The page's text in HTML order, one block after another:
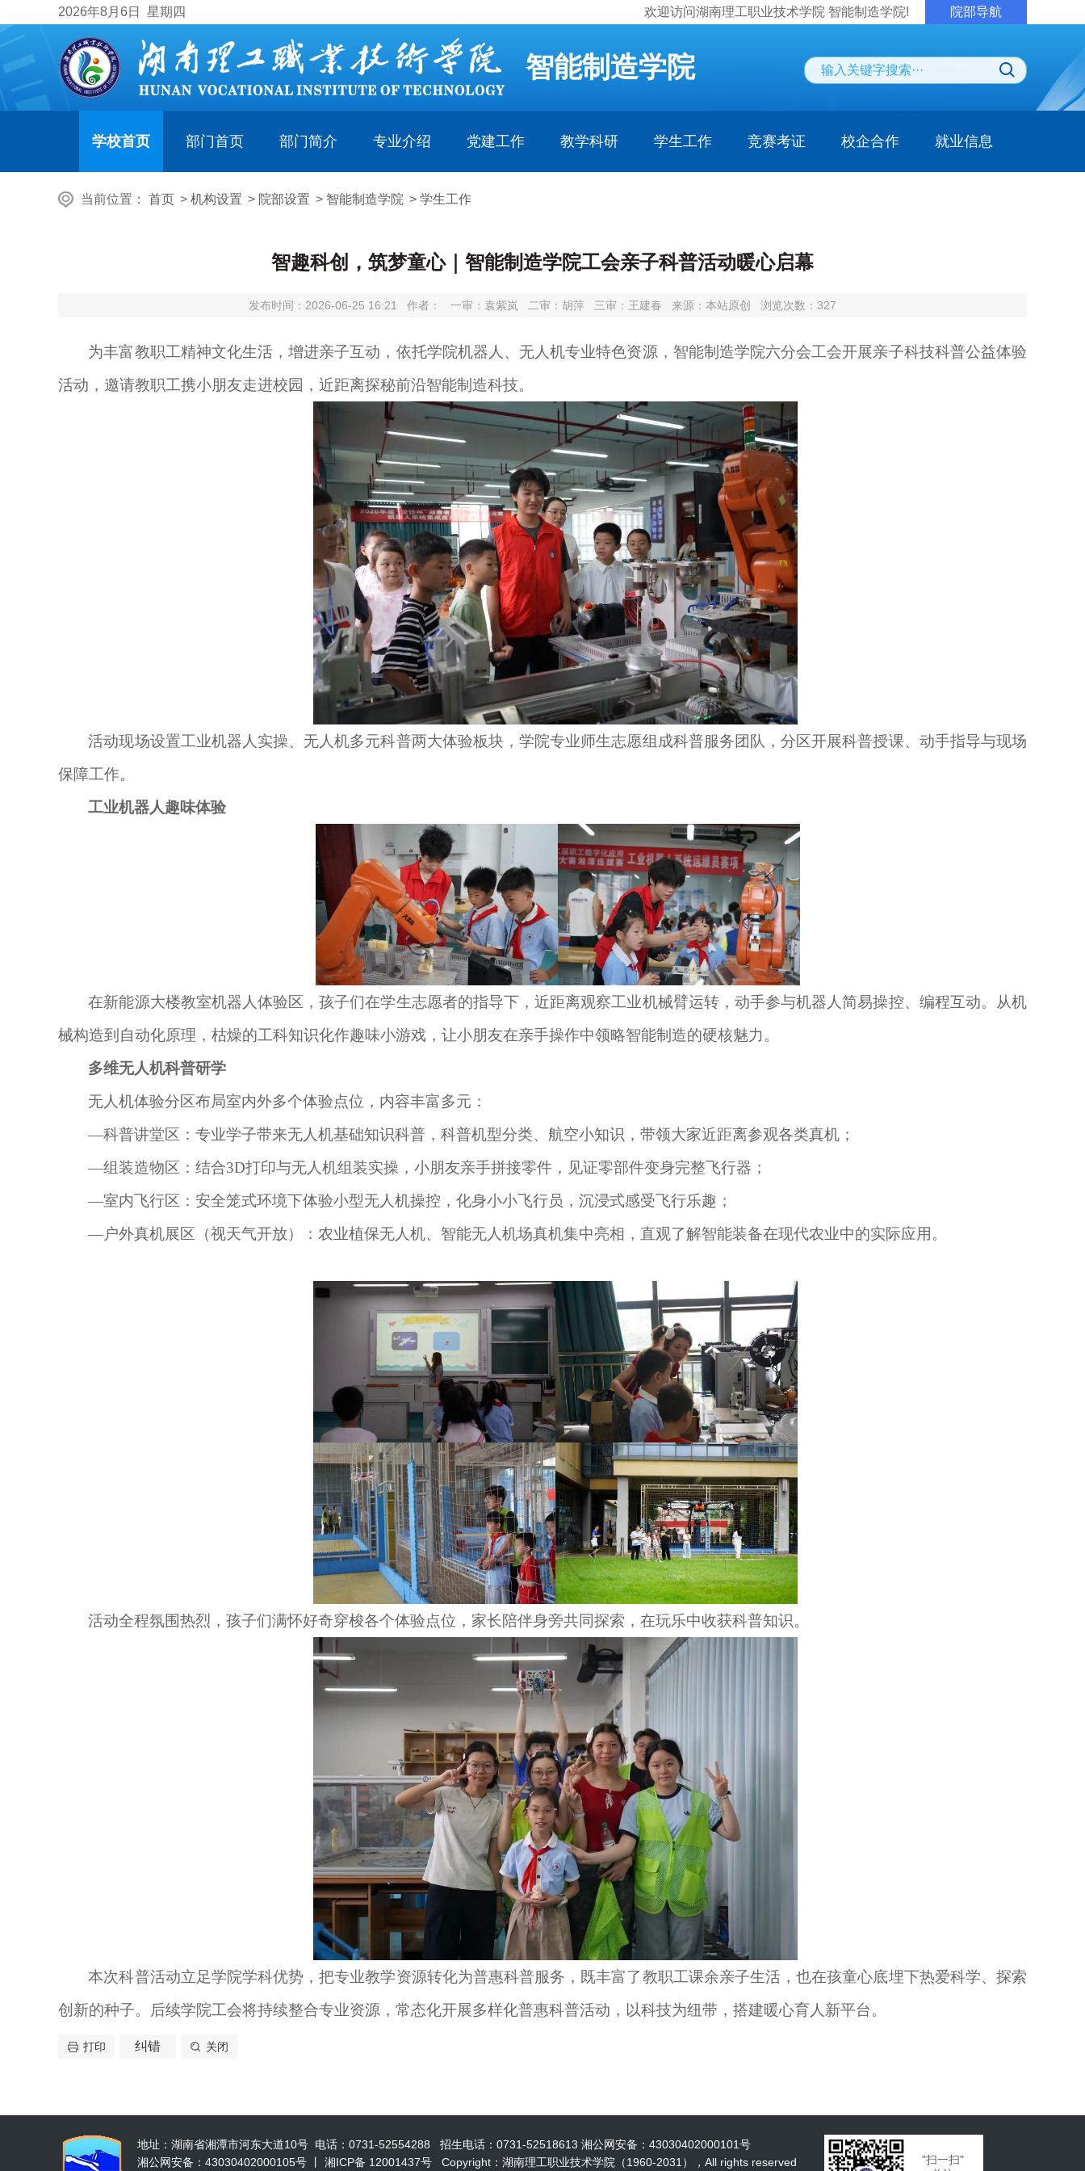
2026年8月6日 星期四 欢迎访问湖南理工职业技术学院 智能制造学院! 院部导航
智能制造学院
学校首页 部门首页 部门简介 专业介绍 党建工作 教学科研 学生工作 竞赛考证 校企合作 就业信息
当前位置： 首页 > 机构设置 > 院部设置 > 智能制造学院 > 学生工作
智趣科创，筑梦童心｜智能制造学院工会亲子科普活动暖心启幕
发布时间：2026-06-25 16:21 作者： 一审： 袁紫岚 二审： 胡萍 三审： 王建春 来源：本站原创 浏览次数： 327
为丰富教职工精神文化生活，增进亲子互动，依托学院机器人、无人机专业特色资源，智能制造学院六分会工会开展亲子科技科普公益体验
活动，邀请教职工携小朋友走进校园，近距离探秘前沿智能制造科技。
活动现场设置工业机器人实操、无人机多元科普两大体验板块，学院专业师生志愿组成科普服务团队，分区开展科普授课、动手指导与现场
保障工作。
工业机器人趣味体验
在新能源大楼教室机器人体验区，孩子们在学生志愿者的指导下，近距离观察工业机械臂运转，动手参与机器人简易操控、编程互动。从机
械构造到自动化原理，枯燥的工科知识化作趣味小游戏，让小朋友在亲手操作中领略智能制造的硬核魅力。
多维无人机科普研学
无人机体验分区布局室内外多个体验点位，内容丰富多元：
—科普讲堂区：专业学子带来无人机基础知识科普，科普机型分类、航空小知识，带领大家近距离参观各类真机；
—组装造物区：结合3D打印与无人机组装实操，小朋友亲手拼接零件，见证零部件变身完整飞行器；
—室内飞行区：安全笼式环境下体验小型无人机操控，化身小小飞行员，沉浸式感受飞行乐趣；
—户外真机展区（视天气开放）：农业植保无人机、智能无人机场真机集中亮相，直观了解智能装备在现代农业中的实际应用。
活动全程氛围热烈，孩子们满怀好奇穿梭各个体验点位，家长陪伴身旁共同探索，在玩乐中收获科普知识。
本次科普活动立足学院学科优势，把专业教学资源转化为普惠科普服务，既丰富了教职工课余亲子生活，也在孩童心底埋下热爱科学、探索
创新的种子。后续学院工会将持续整合专业资源，常态化开展多样化普惠科普活动，以科技为纽带，搭建暖心育人新平台。
打印 纠错 关闭
地址：湖南省湘潭市河东大道10号 电话：0731-52554288 招生电话：0731-52518613 湘公网安备：43030402000101号
湘公网安备：43030402000105号 丨 湘ICP备 12001437号 Copyright：湖南理工职业技术学院（1960-2031），All rights reserved
"扫一扫"